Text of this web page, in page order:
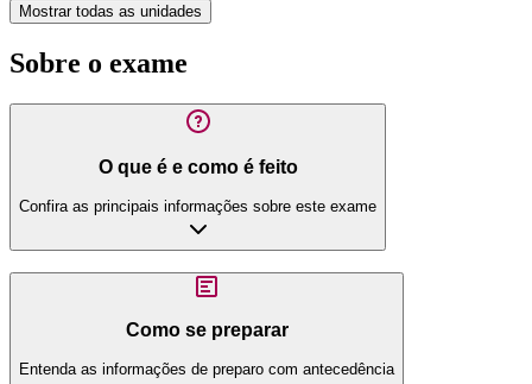
Mostrar todas as unidades
Sobre o exame
O que é e como é feito
Confira as principais informações sobre este exame
Como se preparar
Entenda as informações de preparo com antecedência